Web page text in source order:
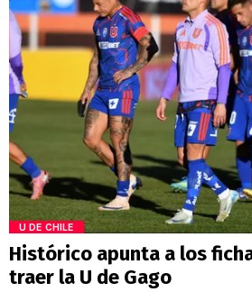
U DE CHILE
Histórico apunta a los
traer la U de Gago